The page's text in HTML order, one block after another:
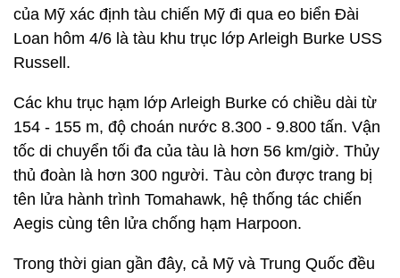
của Mỹ xác định tàu chiến Mỹ đi qua eo biển Đài
Loan hôm 4/6 là tàu khu trục lớp Arleigh Burke USS
Russell.
Các khu trục hạm lớp Arleigh Burke có chiều dài từ
154 - 155 m, độ choán nước 8.300 - 9.800 tấn. Vận
tốc di chuyển tối đa của tàu là hơn 56 km/giờ. Thủy
thủ đoàn là hơn 300 người. Tàu còn được trang bị
tên lửa hành trình Tomahawk, hệ thống tác chiến
Aegis cùng tên lửa chống hạm Harpoon.
Trong thời gian gần đây, cả Mỹ và Trung Quốc đều